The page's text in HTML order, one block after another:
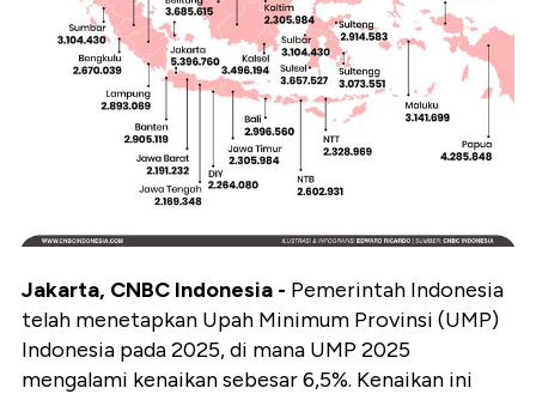
Jakarta, CNBC Indonesia - Pemerintah Indonesia
telah menetapkan Upah Minimum Provinsi (UMP)
Indonesia pada 2025, di mana UMP 2025
mengalami kenaikan sebesar 6,5%. Kenaikan ini